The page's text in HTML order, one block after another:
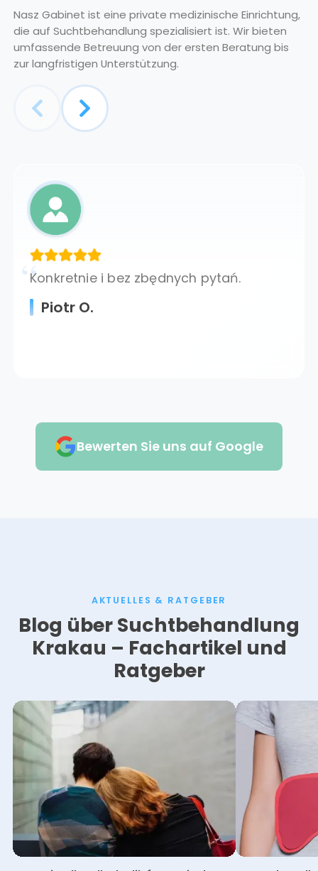
Nasz Gabinet ist eine private medizinische Einrichtung,
die auf Suchtbehandlung spezialisiert ist. Wir bieten
umfassende Betreuung von der ersten Beratung bis
zur langfristigen Unterstützung.
Konkretnie i bez zbędnych pytań.
Piotr O.
Bewerten Sie uns auf Google
AKTUELLES & RATGEBER
Blog über Suchtbehandlung
Krakau – Fachartikel und
Ratgeber